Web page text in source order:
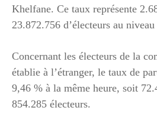
Khelfane. Ce taux représente
23.872.756 d’électeurs au
Concernant les électeurs de la
établie à l’étranger, le taux de
9,46 % à la même heure, soit
854.285 électeurs.